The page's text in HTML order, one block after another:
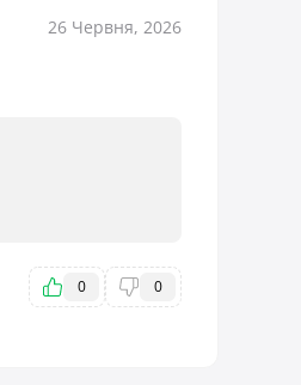
26 Червня, 2026
0 0